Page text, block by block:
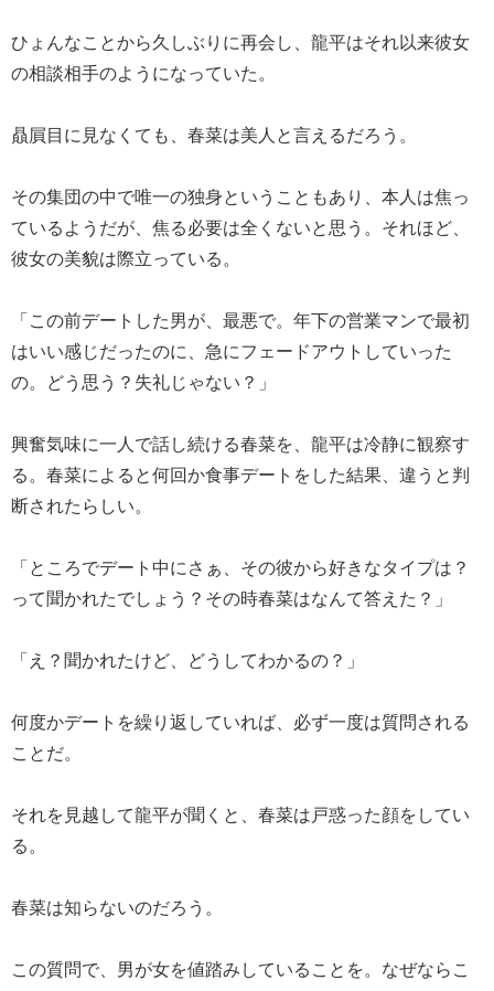
ひょんなことから久しぶりに再会し、龍平はそれ以来彼女
の相談相手のようになっていた。
贔屓目に見なくても、春菜は美人と言えるだろう。
その集団の中で唯一の独身ということもあり、本人は焦っ
ているようだが、焦る必要は全くないと思う。それほど、
彼女の美貌は際立っている。
「この前デートした男が、最悪で。年下の営業マンで最初
はいい感じだったのに、急にフェードアウトしていった
の。どう思う？失礼じゃない？」
興奮気味に一人で話し続ける春菜を、龍平は冷静に観察す
る。春菜によると何回か食事デートをした結果、違うと判
断されたらしい。
「ところでデート中にさぁ、その彼から好きなタイプは？
って聞かれたでしょう？その時春菜はなんて答えた？」
「え？聞かれたけど、どうしてわかるの？」
何度かデートを繰り返していれば、必ず一度は質問される
ことだ。
それを見越して龍平が聞くと、春菜は戸惑った顔をしてい
る。
春菜は知らないのだろう。
この質問で、男が女を値踏みしていることを。なぜならこ